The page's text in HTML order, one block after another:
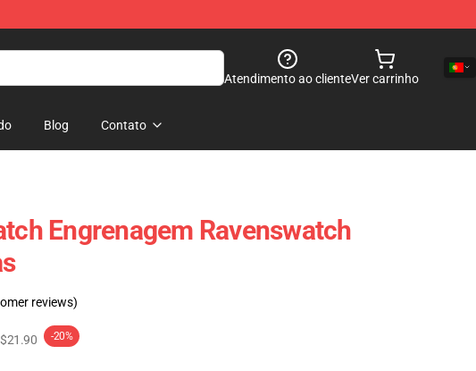
Atendimento ao clienteVer carrinho
Blog Contato
Engrenagem Ravenswatch
reviews)
$21.90 -20%